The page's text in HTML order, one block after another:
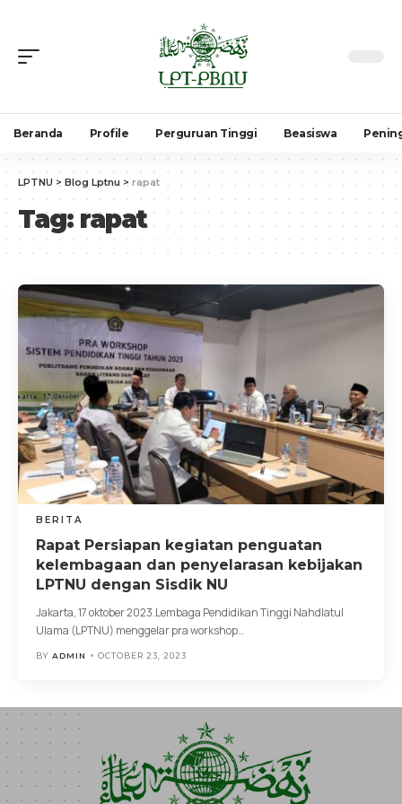
Beranda Profile Perguruan Tinggi Beasiswa
LPTNU > Blog Lptnu > rapat
Tag: rapat
BERITA
Rapat Persiapan kegiatan penguatan
kelembagaan dan penyelarasan kebijakan
LPTNU dengan Sisdik NU
Jakarta, 17 oktober 2023.Lembaga Pendidikan Tinggi Nahdlatul
Ulama (LPTNU) menggelar pra workshop…
BY ADMIN OCTOBER 23, 2023